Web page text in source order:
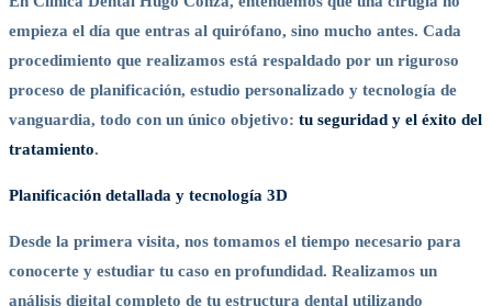
empieza el día que entras al quirófano, sino mucho antes. Cada
procedimiento que realizamos está respaldado por un riguroso
proceso de planificación, estudio personalizado y tecnología de
vanguardia, todo con un único objetivo: tu seguridad y el éxito del
tratamiento.
Planificación detallada y tecnología 3D
Desde la primera visita, nos tomamos el tiempo necesario para
conocerte y estudiar tu caso en profundidad. Realizamos un
análisis digital completo de tu estructura dental utilizando